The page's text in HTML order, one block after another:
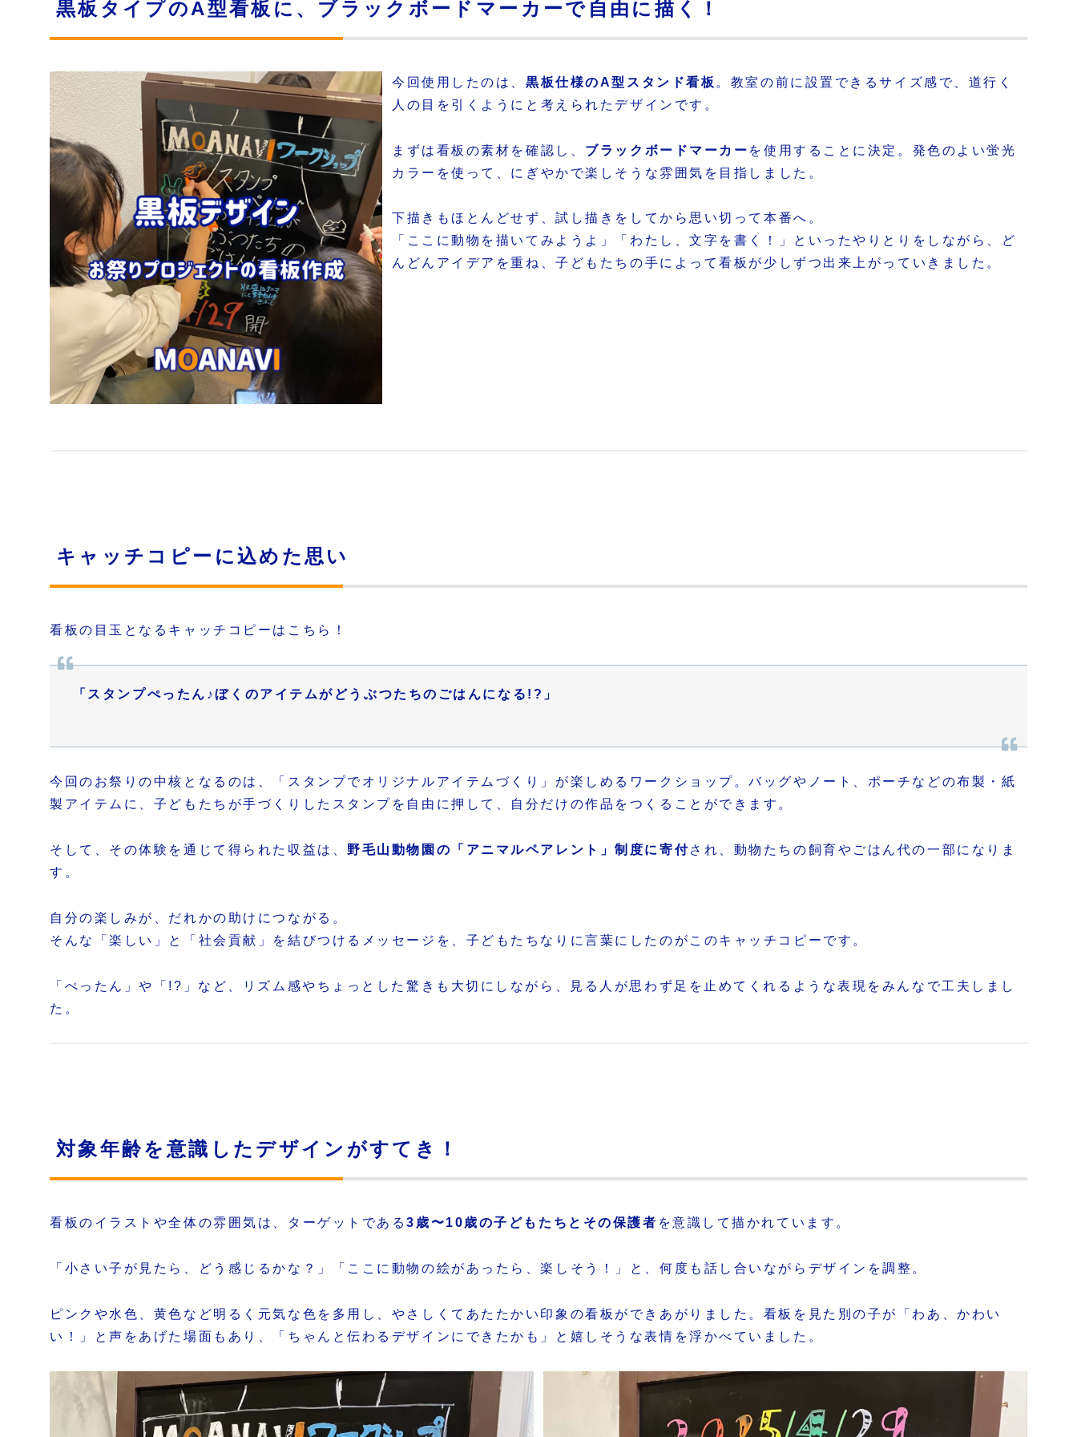
黒板タイプのA型看板に、ブラックボードマーカーで自由に描く！
今回使用したのは、黒板仕様のA型スタンド看板 。教室の前に設置できるサイズ感で、道行く
人の目を引くようにと考えられたデザインです。
まずは看板の素材を確認し、 ブラックボードマーカー を使用することに決定。発色のよい蛍光
カラーを使って、にぎやかで楽しそうな雰囲気を目指しました。
下描きもほとんどせず、試し描きをしてから思い切って本番へ。
「ここに動物を描いてみようよ」「わたし、文字を書く！」といったやりとりをしながら、ど
んどんアイデアを重ね、子どもたちの手によって看板が少しずつ出来上がっていきました。
キャッチコピーに込めた思い
看板の目玉となるキャッチコピーはこちら！
「スタンプぺったん♪ぼくのアイテムがどうぶつたちのごはんになる!?」
今回のお祭りの中核となるのは、「スタンプでオリジナルアイテムづくり」が楽しめるワークショップ。バッグやノート、ポーチなどの布製・紙
製アイテムに、子どもたちが手づくりしたスタンプを自由に押して、自分だけの作品をつくることができます。
そして、その体験を通じて得られた収益は、 野毛山動物園の「アニマルペアレント」制度に寄付され、動物たちの飼育やごはん代の一部になりま
す。
自分の楽しみが、だれかの助けにつながる。
そんな「楽しい」と「社会貢献」を結びつけるメッセージを、子どもたちなりに言葉にしたのがこのキャッチコピーです。
「ぺったん」や「!?」など、リズム感やちょっとした驚きも大切にしながら、見る人が思わず足を止めてくれるような表現をみんなで工夫しまし
た。
対象年齢を意識したデザインがすてき！
看板のイラストや全体の雰囲気は、ターゲットである3歳〜10歳の子どもたちとその保護者 を意識して描かれています。
「小さい子が見たら、どう感じるかな？」「ここに動物の絵があったら、楽しそう！」と、何度も話し合いながらデザインを調整。
ピンクや水色、黄色など明るく元気な色を多用し、やさしくてあたたかい印象の看板ができあがりました。看板を見た別の子が「わあ、かわい
い！」と声をあげた場面もあり、「ちゃんと伝わるデザインにできたかも」と嬉しそうな表情を浮かべていました。